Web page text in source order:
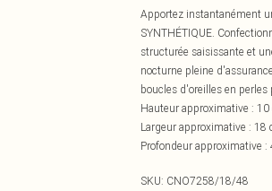
Apportez instantanément
SYNTHÉTIQUE.
structurée saisissante et
nocturne pleine
boucles d'oreilles en
Hauteur approximative : 10
Largeur approximative : 18
Profondeur approximative :
SKU: CNO7258/18/48